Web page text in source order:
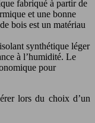
fabriqué à partir de
et une bonne
bois est un matériau
synthétique léger
à l’humidité. Le
pour
lors du choix d’un